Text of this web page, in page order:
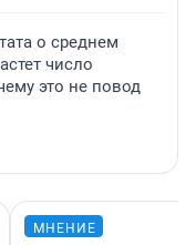
о среднем
число
это не повод
МНЕНИЕ